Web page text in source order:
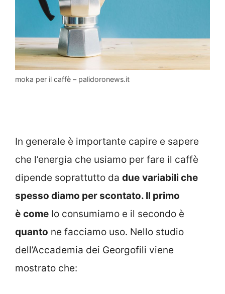
moka per il caffè – palidoronews.it
In generale è importante capire e sapere
che l’energia che usiamo per fare il caffè
dipende soprattutto da due variabili che
spesso diamo per scontato. Il primo
è come lo consumiamo e il secondo è
quanto ne facciamo uso. Nello studio
dell’Accademia dei Georgofili viene
mostrato che: